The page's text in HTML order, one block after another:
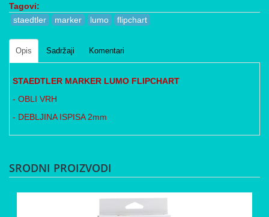
Tagovi:
staedtler
marker lumo flipchart
Opis Sadržaji Komentari
STAEDTLER MARKER LUMO FLIPCHART
- OBLI VRH
- DEBLJINA ISPISA 2mm
SRODNI PROIZVODI